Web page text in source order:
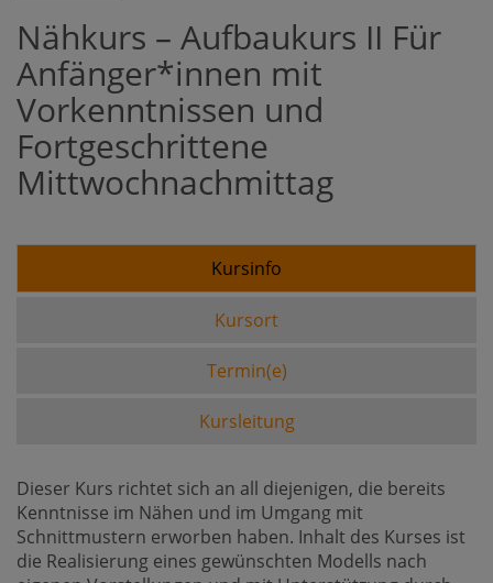
Nähkurs – Aufbaukurs II Für
Anfänger*innen mit
Vorkenntnissen und
Fortgeschrittene
Mittwochnachmittag
Kursinfo
Kursort
Termin(e)
Kursleitung
Dieser Kurs richtet sich an all diejenigen, die bereits
Kenntnisse im Nähen und im Umgang mit
Schnittmustern erworben haben. Inhalt des Kurses ist
die Realisierung eines gewünschten Modells nach